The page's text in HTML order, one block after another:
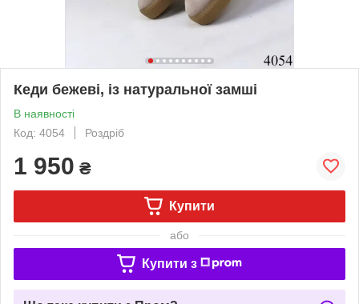
Кеди бежеві, із натуральної замші
В наявності
Код: 4054
Роздріб
1 950 ₴
Купити
або
Купити з